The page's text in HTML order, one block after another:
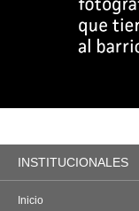
INSTITUCIONALES
Inicio